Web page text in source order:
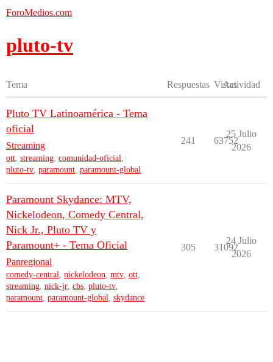
ForoMedios.com
pluto-tv
Tema Respuestas Vistas
Actividad
Pluto TV Latinoamérica - Tema
oficial
Streaming
ott, streaming, comunidad-oficial,
pluto-tv, paramount, paramount-global
241 63752
25 Julio
2026
Paramount Skydance: MTV,
Nickelodeon, Comedy Central,
Nick Jr., Pluto TV y
Paramount+ - Tema Oficial
Panregional
comedy-central, nickelodeon, mtv, ott,
streaming, nick-jr, cbs, pluto-tv,
paramount, paramount-global, skydance
305 31092
24 Julio
2026